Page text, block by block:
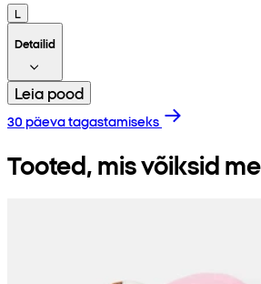
L
Detailid
Leia pood
30 päeva tagastamiseks
Tooted, mis võiksid